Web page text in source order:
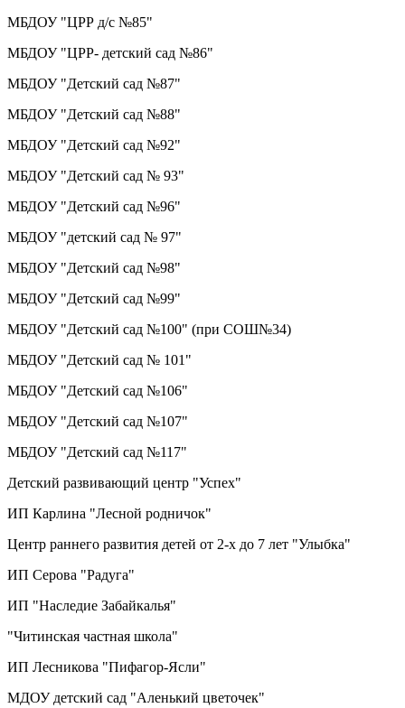
МБДОУ "ЦРР д/с №85"
МБДОУ "ЦРР- детский сад №86"
МБДОУ "Детский сад №87"
МБДОУ "Детский сад №88"
МБДОУ "Детский сад №92"
МБДОУ "Детский сад № 93"
МБДОУ "Детский сад №96"
МБДОУ "детский сад № 97"
МБДОУ "Детский сад №98"
МБДОУ "Детский сад №99"
МБДОУ "Детский сад №100" (при СОШ№34)
МБДОУ "Детский сад № 101"
МБДОУ "Детский сад №106"
МБДОУ "Детский сад №107"
МБДОУ "Детский сад №117"
Детский развивающий центр "Успех"
ИП Карлина "Лесной родничок"
Центр раннего развития детей от 2-х до 7 лет "Улыбка"
ИП Серова "Радуга"
ИП "Наследие Забайкалья"
"Читинская частная школа"
ИП Лесникова "Пифагор-Ясли"
МДОУ детский сад "Аленький цветочек"